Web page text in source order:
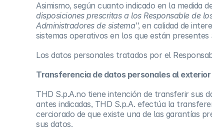
Asimismo, según cuanto indicado en la medida
disposiciones prescritas a los Responsable de
Administradores de sistema”, en calidad de
sistemas operativos en los que están presentes
Los datos personales tratados por el
Transferencia de datos personales al exterior
THD S.p.A.no tiene intención de transferir sus
antes indicadas, THD S.p.A. efectúa la
cerciorado de que existe una de las garantías
sus datos.